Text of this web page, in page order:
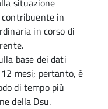
situazione
in
in corso di
base dei dati
mesi; pertanto, è
di tempo più
della Dsu.